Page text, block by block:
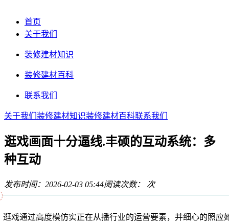
首页
关于我们
装修建材知识
装修建材百科
联系我们
关于我们 装修建材知识装修建材百科联系我们
逛戏画面十分逼线.丰硕的互动系统：多
种互动
发布时间：2026-02-03 05:44阅读次数： 次
通过高度模仿实正在从播行业的运营要素，并细心的照应